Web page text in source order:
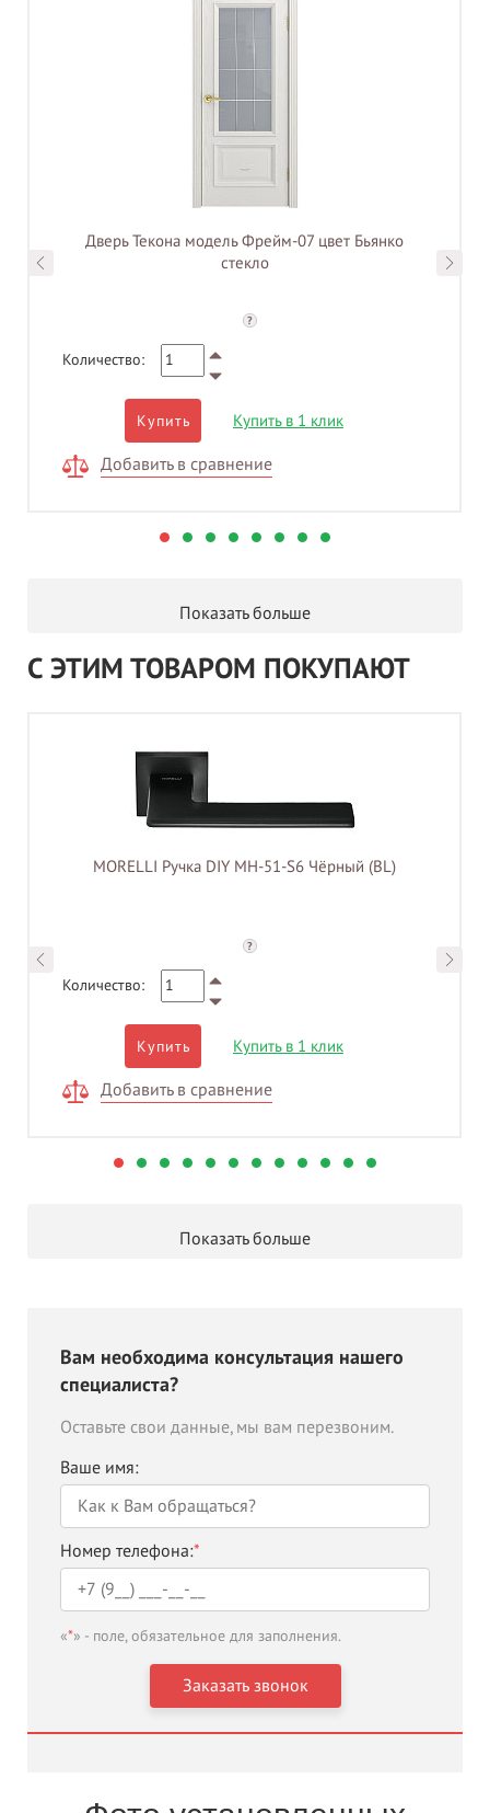
Дверь Текона модель Фрейм-07 цвет Бьянко
стекло
?
Количество:
Купить Купить в 1 клик
Добавить в сравнение
Показать больше
С ЭТИМ ТОВАРОМ ПОКУПАЮТ
MORELLI Ручка DIY MH-51-S6 Чёрный (BL)
?
Количество:
Купить Купить в 1 клик
Добавить в сравнение
Показать больше
Вам необходима консультация нашего
специалиста?
Оставьте свои данные, мы вам перезвоним.
Ваше имя:
Номер телефона:*
«*» - поле, обязательное для заполнения.